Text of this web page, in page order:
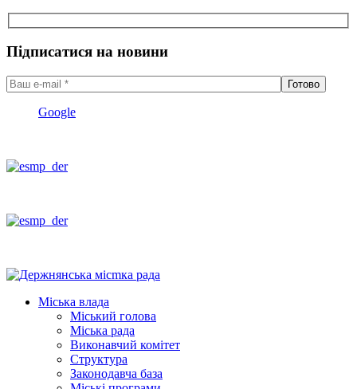
Підписатися на новини
Google
Міська влада
Міський голова
Міська рада
Виконавчий комітет
Структура
Законодавча база